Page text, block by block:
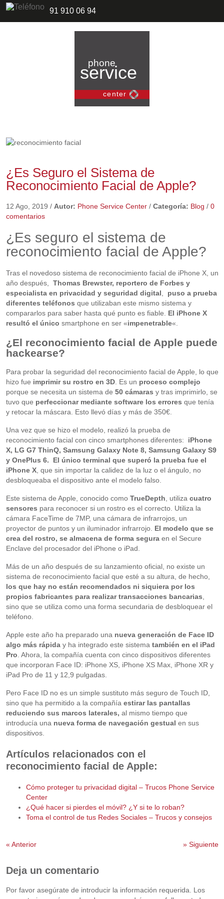
91 910 06 94
¿Es Seguro el Sistema de
Reconocimiento Facial de Apple?
12 Ago, 2019 / Autor: Phone Service Center/ Categoría: Blog / 0
comentarios
¿Es seguro el sistema de
reconocimiento facial de Apple?
Tras el novedoso sistema de reconocimiento facial de iPhone X, un
año después, Thomas Brewster, reportero de Forbes y
especialista en privacidad y seguridad digital,
puso a prueba
diferentes teléfonos que utilizaban este mismo sistema y
compararlos para saber hasta qué punto es fiable. El iPhone X
resultó el único smartphone en ser «impenetrable«.
¿El reconocimiento facial de Apple puede
hackearse?
Para probar la seguridad del reconocimiento facial de Apple, lo que
hizo fue imprimir su rostro en 3D. Es un proceso complejo
porque se necesita un sistema de 50 cámaras y tras imprimirlo, se
tuvo que perfeccionar mediante software los errores que tenía
y retocar la máscara. Esto llevó días y más de 350€.
Una vez que se hizo el modelo, realizó la prueba de
reconocimiento facial con cinco smartphones diferentes: iPhone
X, LG G7 ThinQ, Samsung Galaxy Note 8, Samsung Galaxy S9
y OnePlus 6.
El único terminal que superó la prueba fue el
iPhone X, que sin importar la calidez de la luz o el ángulo, no
desbloqueaba el dispositivo ante el modelo falso.
Este sistema de Apple, conocido como TrueDepth , utiliza cuatro
sensores para reconocer si un rostro es el correcto. Utiliza la
cámara FaceTime de 7MP, una cámara de infrarrojos, un
proyector de puntos y un iluminador infrarrojo. El modelo que se
crea del rostro, se almacena de forma seguraen el Secure
Enclave del procesador del iPhone o iPad.
Más de un año después de su lanzamiento oficial, no existe un
sistema de reconocimiento facial que esté a su altura, de hecho,
los que hay no están recomendados ni siquiera por los
propios fabricantes para realizar transacciones bancarias
sino que se utiliza como una forma secundaria de desbloquear el
teléfono.
Apple este año ha preparado una nueva generación de Face ID
algo más rápiday ha integrado este sistema también en el iPad
Pro . Ahora, la compañía cuenta con cinco dispositivos diferentes
que incorporan Face ID: iPhone XS, iPhone XS Max, iPhone XR y
iPad Pro de 11 y 12,9 pulgadas.
Pero Face ID no es un simple sustituto más seguro de Touch ID,
sino que ha permitido a la compañía estirar las pantallas
reduciendo sus marcos laterales, al mismo tiempo que
introducía una nueva forma de navegación gestual en sus
dispositivos.
Artículos relacionados con el
reconocimiento facial de Apple:
Cómo proteger tu privacidad digital – Trucos Phone Service
Center
¿Qué hacer si pierdes el móvil? ¿Y si te lo roban?
Toma el control de tus Redes Sociales – Trucos y consejos
« Anterior »Siguiente
Deja un comentario
Por favor asegúrate de introducir la información requerida. Los